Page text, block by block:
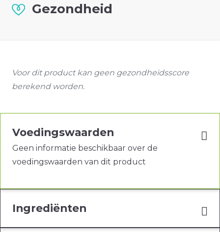
Gezondheid
Voor dit product kan geen gezondheidsscore
berekend worden.
Voedingswaarden
Geen informatie beschikbaar over de
voedingswaarden van dit product
Ingrediënten